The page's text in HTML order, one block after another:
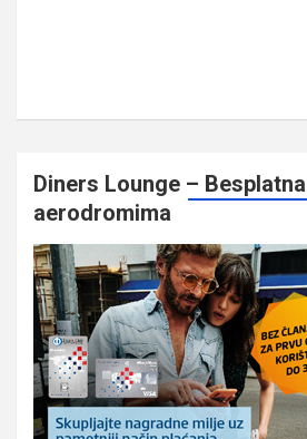
Diners Lounge –
aerodromima